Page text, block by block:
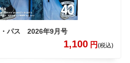
・パス 2026年9月号
1,100 円(税込)